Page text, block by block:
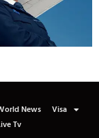
News
Visa
Tv